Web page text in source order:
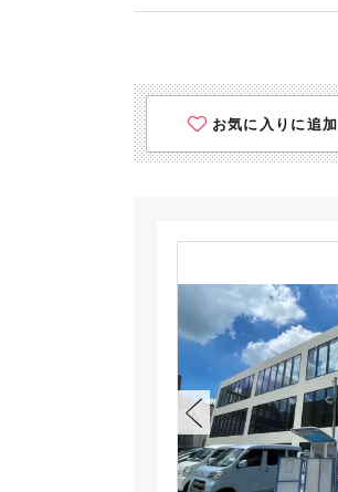
お気に入りに追加